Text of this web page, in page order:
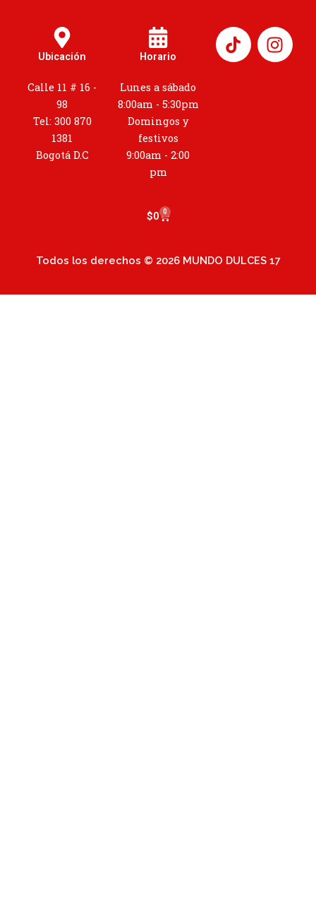
Ubicación
Calle 11 # 16 -
98
Tel: 300 870
1381
Bogotá D.C
Horario
Lunes a sábado
8:00am - 5:30pm
Domingos y
festivos
9:00am - 2:00
pm
I
n
s
$0 0
Cart
Todos los derechos © 2026 MUNDO DULCES 17